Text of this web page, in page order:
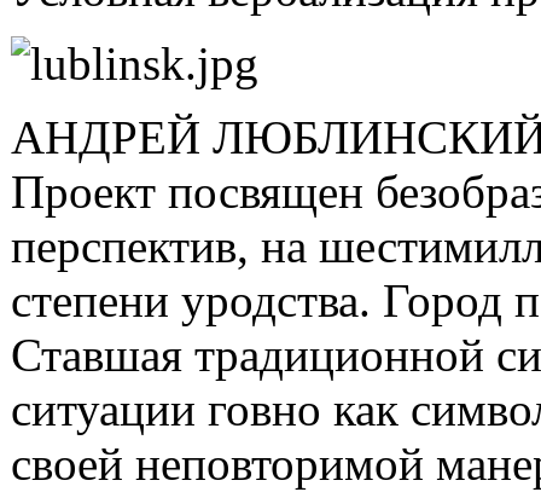
АНДРЕЙ
Проект посвящен
перспектив, на
степени уродства. Город
Ставшая традиционной
ситуации говно как
своей неповторимой